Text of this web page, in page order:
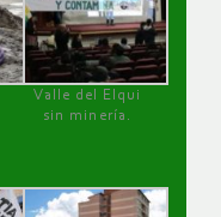
Valle del Elqui
sin minería.